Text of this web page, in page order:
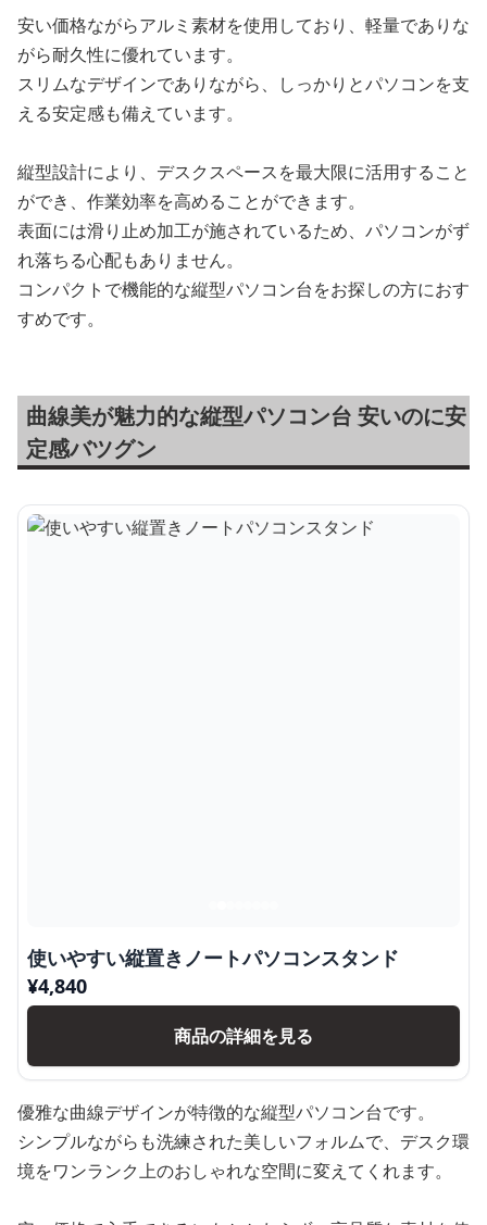
安い価格ながらアルミ素材を使用しており、軽量でありな
がら耐久性に優れています。
スリムなデザインでありながら、しっかりとパソコンを支
える安定感も備えています。
縦型設計により、デスクスペースを最大限に活用すること
ができ、作業効率を高めることができます。
表面には滑り止め加工が施されているため、パソコンがず
れ落ちる心配もありません。
コンパクトで機能的な縦型パソコン台をお探しの方におす
すめです。
曲線美が魅力的な縦型パソコン台 安いのに安
定感バツグン
使いやすい縦置きノートパソコンスタンド
¥4,840
商品の詳細を見る
優雅な曲線デザインが特徴的な縦型パソコン台です。
シンプルながらも洗練された美しいフォルムで、デスク環
境をワンランク上のおしゃれな空間に変えてくれます。